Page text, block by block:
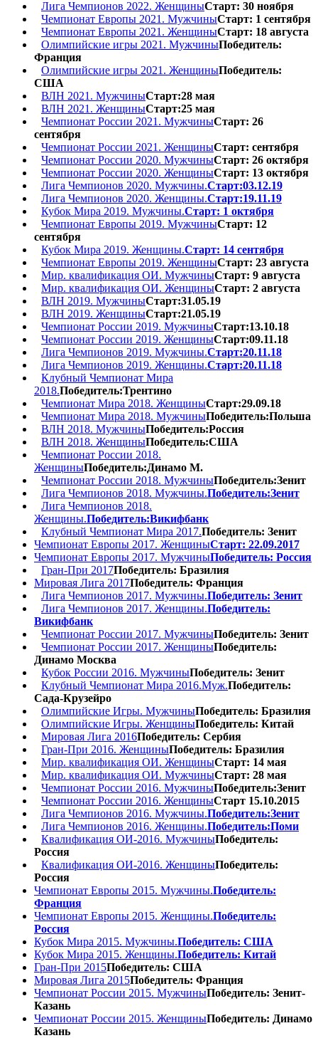
Лига Чемпионов 2022. ЖенщиныСтарт: 30 ноября
Чемпионат Европы 2021. МужчиныСтарт: 1 сентября
Чемпионат Европы 2021. ЖенщиныСтарт: 18 августа
Олимпийские игры 2021. МужчиныПобедитель:
Франция
Олимпийские игры 2021. ЖенщиныПобедитель:
США
ВЛН 2021. МужчиныСтарт:28 мая
ВЛН 2021. ЖенщиныСтарт:25 мая
Чемпионат России 2021. МужчиныСтарт: 26
сентября
Чемпионат России 2021. ЖенщиныСтарт: сентября
Чемпионат России 2020. МужчиныСтарт: 26 октября
Чемпионат России 2020. ЖенщиныСтарт: 13 октября
Лига Чемпионов 2020. Мужчины.Старт:03.12.19
Лига Чемпионов 2020. Женщины.Старт:19.11.19
Кубок Мира 2019. Мужчины.Старт: 1 октября
Чемпионат Европы 2019. МужчиныСтарт: 12
сентября
Кубок Мира 2019. Женщины.Старт: 14 сентября
Чемпионат Европы 2019. ЖенщиныСтарт: 23 августа
Мир. квалификация ОИ. МужчиныСтарт: 9 августа
Мир. квалификация ОИ. ЖенщиныСтарт: 2 августа
ВЛН 2019. МужчиныСтарт:31.05.19
ВЛН 2019. ЖенщиныСтарт:21.05.19
Чемпионат России 2019. МужчиныСтарт:13.10.18
Чемпионат России 2019. ЖенщиныСтарт:09.11.18
Лига Чемпионов 2019. Мужчины.Старт:20.11.18
Лига Чемпионов 2019. Женщины.Старт:20.11.18
Клубный Чемпионат Мира
2018.Победитель:Трентино
Чемпионат Мира 2018. ЖенщиныСтарт:29.09.18
Чемпионат Мира 2018. МужчиныПобедитель:Польша
ВЛН 2018. МужчиныПобедитель:Россия
ВЛН 2018. ЖенщиныПобедитель:США
Чемпионат России 2018.
ЖенщиныПобедитель:Динамо М.
Чемпионат России 2018. МужчиныПобедитель:Зенит
Лига Чемпионов 2018. Мужчины.Победитель:Зенит
Лига Чемпионов 2018.
Женщины.Победитель:Викифбанк
Клубный Чемпионат Мира 2017.Победитель: Зенит
Чемпионат Европы 2017. ЖенщиныСтарт: 22.09.2017
Чемпионат Европы 2017. МужчиныПобедитель: Россия
Гран-При 2017Победитель: Бразилия
Мировая Лига 2017Победитель: Франция
Лига Чемпионов 2017. Мужчины.Победитель: Зенит
Лига Чемпионов 2017. Женщины.Победитель:
Викифбанк
Чемпионат России 2017. МужчиныПобедитель: Зенит
Чемпионат России 2017. ЖенщиныПобедитель:
Динамо Москва
Кубок России 2016. МужчиныПобедитель: Зенит
Клубный Чемпионат Мира 2016.Муж.Победитель:
Сада-Крузейро
Олимпийские Игры. МужчиныПобедитель: Бразилия
Олимпийские Игры. ЖенщиныПобедитель: Китай
Мировая Лига 2016Победитель: Сербия
Гран-При 2016. ЖенщиныПобедитель: Бразилия
Мир. квалификация ОИ. ЖенщиныСтарт: 14 мая
Мир. квалификация ОИ. МужчиныСтарт: 28 мая
Чемпионат России 2016. МужчиныПобедитель:Зенит
Чемпионат России 2016. ЖенщиныСтарт 15.10.2015
Лига Чемпионов 2016. Мужчины.Победитель:Зенит
Лига Чемпионов 2016. Женщины.Победитель:Поми
Квалификация ОИ-2016. МужчиныПобедитель:
Россия
Квалификация ОИ-2016. ЖенщиныПобедитель:
Россия
Чемпионат Европы 2015. Мужчины.Победитель:
Франция
Чемпионат Европы 2015. Женщины.Победитель:
Россия
Кубок Мира 2015. Мужчины.Победитель: США
Кубок Мира 2015. Женщины.Победитель: Китай
Гран-При 2015Победитель: США
Мировая Лига 2015Победитель: Франция
Чемпионат России 2015. МужчиныПобедитель: Зенит-
Казань
Чемпионат России 2015. ЖенщиныПобедитель: Динамо
Казань